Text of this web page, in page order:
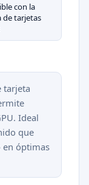
con la
de tarjetas
tarjeta
Ideal
que
en óptimas